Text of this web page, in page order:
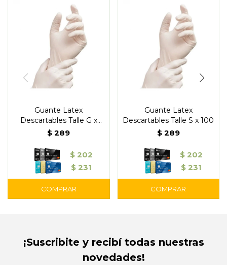
Guante Latex
Descartables Talle G x
100
$ 289
$ 202
$ 231
Guante Latex
Descartables Talle S x 100
$ 289
$ 202
$ 231
¡Suscribite y recibí todas nuestras
novedades!